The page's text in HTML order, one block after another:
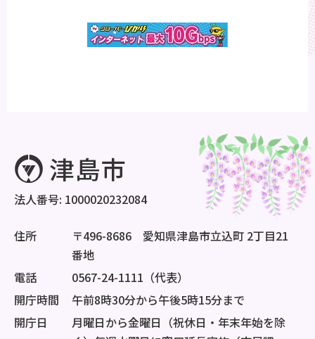
法人番号: 1000020232084
住所
〒496-8686 愛知県津島市立込町 2丁目21
番地
電話
0567-24-1111（代表）
開庁時間
午前8時30分から午後5時15分まで
開庁日
月曜日から金曜日（祝休日・年末年始を除